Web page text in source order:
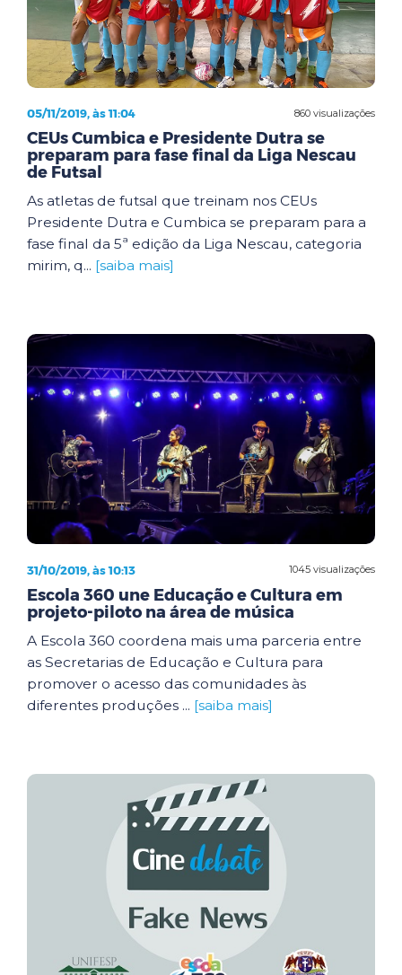
860 visualizações
05/11/2019, às 11:04
CEUs Cumbica e Presidente Dutra se
preparam para fase final da Liga Nescau
de Futsal
As atletas de futsal que treinam nos CEUs
Presidente Dutra e Cumbica se preparam para a
fase final da 5ª edição da Liga Nescau, categoria
mirim, q... [saiba mais]
1045 visualizações
31/10/2019, às 10:13
Escola 360 une Educação e Cultura em
projeto-piloto na área de música
A Escola 360 coordena mais uma parceria entre
as Secretarias de Educação e Cultura para
promover o acesso das comunidades às
diferentes produções ... [saiba mais]